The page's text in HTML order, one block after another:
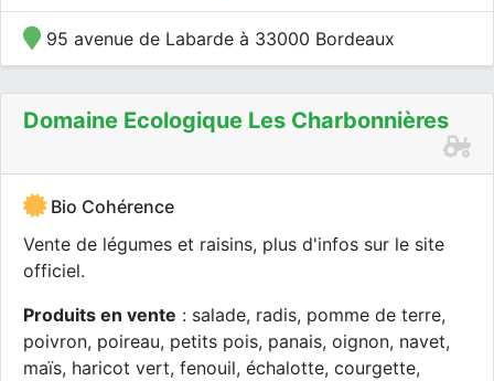
95 avenue de Labarde à 33000 Bordeaux
Domaine Ecologique Les Charbonnières
Bio Cohérence
Vente de légumes et raisins, plus d'infos sur le site
officiel.
Produits en vente : salade, radis, pomme de terre,
poivron, poireau, petits pois, panais, oignon, navet,
maïs, haricot vert, fenouil, échalotte, courgette,